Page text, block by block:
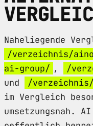
Naheliegende
/verzeichnis/
ai-group/ ,
/
und
/
im Vergleich
umsetzungsnah.